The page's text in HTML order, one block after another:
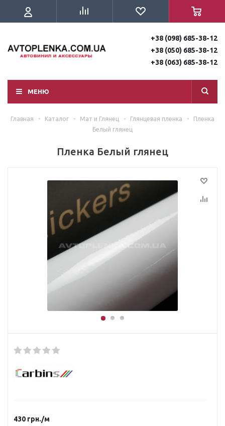
+38 (098) 685-38-12
+38 (050) 685-38-12
+38 (063) 685-38-12
МЕНЮ
Главная - Каталог - Мат и Глянец - Глянцевая пленка -
Пленка
Белый глянец
Пленка Белый глянец
430 грн./м